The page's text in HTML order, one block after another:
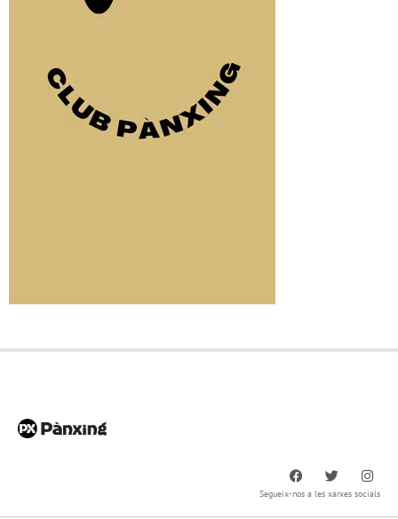
Segueix-nos a les xarxes socials